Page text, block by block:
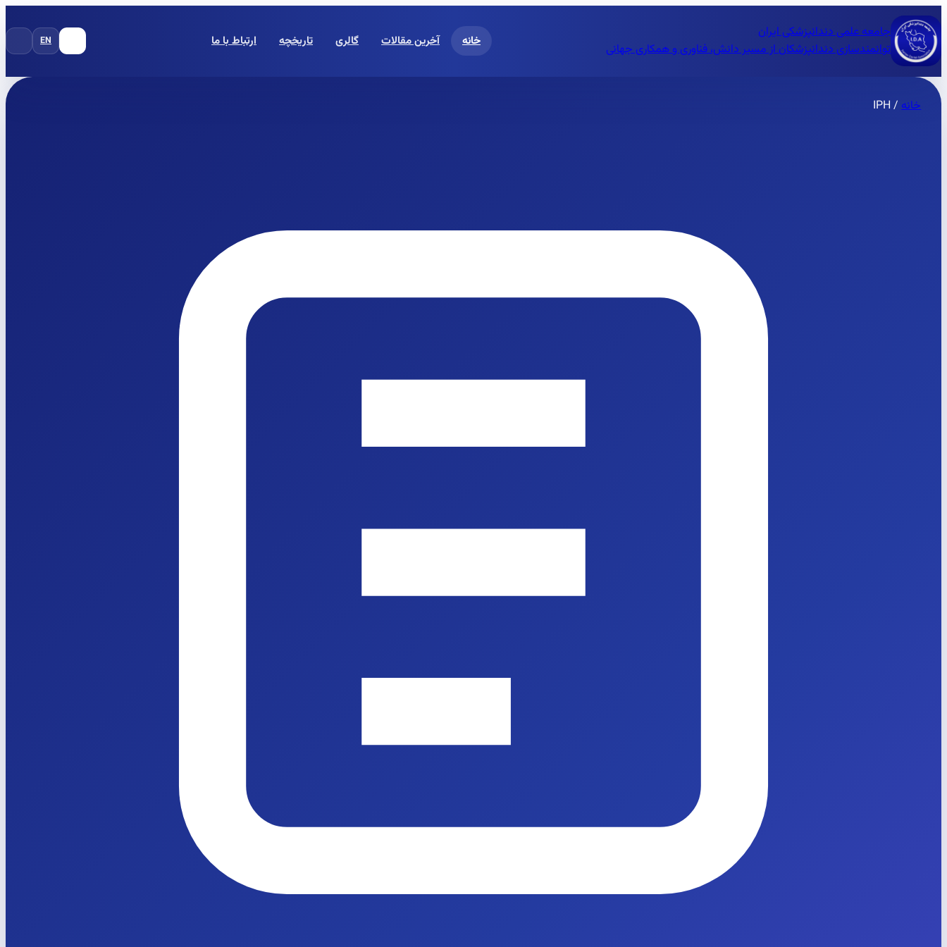
جامعه علمی دندانپزشکی ایران
توانمندسازی دندانپزشکان از مسیر دانش، فناوری و همکاری جهانی
خانه آخرین مقالات گالری تاریخچه ارتباط با ما EN
خانه /
IPH